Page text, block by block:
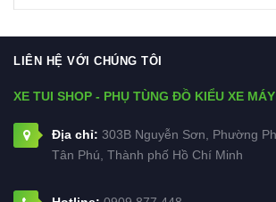
LIÊN HỆ VỚI CHÚNG TÔI
XE TUI SHOP - PHỤ TÙNG ĐỒ KIỂU XE MÁY
Địa chỉ: 303B Nguyễn Sơn, Phường
Tân Phú, Thành phố Hồ Chí Minh